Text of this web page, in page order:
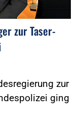
zur Taser-
zur
ging